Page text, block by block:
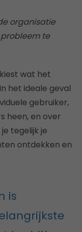
organisatie
te
wat het
het ideale geval
gebruiker,
heen, en over
tegelijk je
ontdekken en
is